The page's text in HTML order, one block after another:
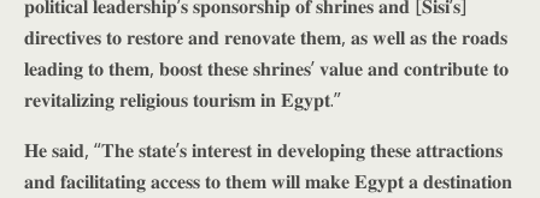
𝐩𝐨𝐥𝐢𝐭𝐢𝐜𝐚𝐥 𝐥𝐞𝐚𝐝𝐞𝐫𝐬𝐡𝐢𝐩’𝐬 𝐬𝐩𝐨𝐧𝐬𝐨𝐫𝐬𝐡𝐢𝐩 𝐨𝐟 𝐬𝐡𝐫𝐢𝐧𝐞𝐬 𝐚𝐧𝐝 [𝐒𝐢𝐬𝐢’𝐬]
𝐝𝐢𝐫𝐞𝐜𝐭𝐢𝐯𝐞𝐬 𝐭𝐨 𝐫𝐞𝐬𝐭𝐨𝐫𝐞 𝐚𝐧𝐝 𝐫𝐞𝐧𝐨𝐯𝐚𝐭𝐞 𝐭𝐡𝐞𝐦, 𝐚𝐬 𝐰𝐞𝐥𝐥 𝐚𝐬 𝐭𝐡𝐞 𝐫𝐨𝐚𝐝𝐬
𝐥𝐞𝐚𝐝𝐢𝐧𝐠 𝐭𝐨 𝐭𝐡𝐞𝐦, 𝐛𝐨𝐨𝐬𝐭 𝐭𝐡𝐞𝐬𝐞 𝐬𝐡𝐫𝐢𝐧𝐞𝐬’ 𝐯𝐚𝐥𝐮𝐞 𝐚𝐧𝐝 𝐜𝐨𝐧𝐭𝐫𝐢𝐛𝐮𝐭𝐞 𝐭𝐨
𝐫𝐞𝐯𝐢𝐭𝐚𝐥𝐢𝐳𝐢𝐧𝐠 𝐫𝐞𝐥𝐢𝐠𝐢𝐨𝐮𝐬 𝐭𝐨𝐮𝐫𝐢𝐬𝐦 𝐢𝐧 𝐄𝐠𝐲𝐩𝐭.”
𝐇𝐞 𝐬𝐚𝐢𝐝, “𝐓𝐡𝐞 𝐬𝐭𝐚𝐭𝐞’𝐬 𝐢𝐧𝐭𝐞𝐫𝐞𝐬𝐭 𝐢𝐧 𝐝𝐞𝐯𝐞𝐥𝐨𝐩𝐢𝐧𝐠 𝐭𝐡𝐞𝐬𝐞 𝐚𝐭𝐭𝐫𝐚𝐜𝐭𝐢𝐨𝐧𝐬
𝐚𝐧𝐝 𝐟𝐚𝐜𝐢𝐥𝐢𝐭𝐚𝐭𝐢𝐧𝐠 𝐚𝐜𝐜𝐞𝐬𝐬 𝐭𝐨 𝐭𝐡𝐞𝐦 𝐰𝐢𝐥𝐥 𝐦𝐚𝐤𝐞 𝐄𝐠𝐲𝐩𝐭 𝐚 𝐝𝐞𝐬𝐭𝐢𝐧𝐚𝐭𝐢𝐨𝐧